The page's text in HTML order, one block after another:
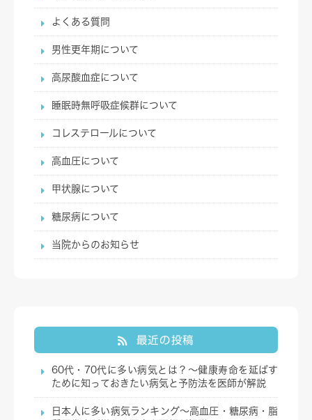
よくある質問
男性更年期について
高尿酸血症について
睡眠時無呼吸症候群について
コレステロールについて
高血圧について
甲状腺について
糖尿病について
当院からのお知らせ
最近の投稿
60代・70代に多い病気とは？～健康寿命を延ばす
ために知っておきたい病気と予防法を医師が解説
日本人に多い病気ランキング～高血圧・糖尿病・脂